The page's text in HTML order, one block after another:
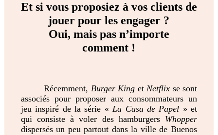
Et si vous proposiez à vos clients de
jouer pour les engager ?
Oui, mais pas n’importe
comment !
Récemment, Burger King etNetflix se sont
associés pour proposer aux consommateurs un
jeu inspiré de la série «La Casa de Papel » et
qui consiste à voler des hamburgers Whopper
dispersés un peu partout dans la ville de Buenos